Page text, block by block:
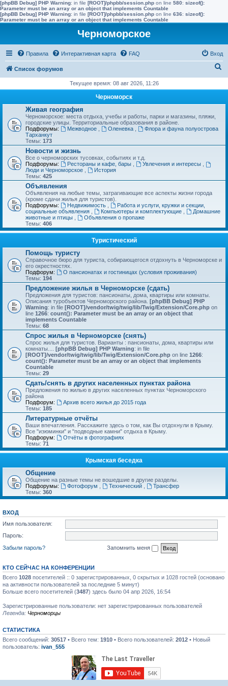
[phpBB Debug] PHP Warning: in file [ROOT]/phpbb/session.php on line 580: sizeof():
Parameter must be an array or an object that implements Countable
[phpBB Debug] PHP Warning: in file [ROOT]/phpbb/session.php on line 636: sizeof():
Parameter must be an array or an object that implements Countable
Черноморское
Правила Интерактивная карта FAQ Вход
Список форумов
с
Текущее время: 08 авг 2026, 11:26
Черноморск
Живая география
Черноморское: места отдыха, учебы и работы, парки и магазины, пляжи,
городские улицы. Территориальные образования в районе.
Подфорумы:
Межводное Оленевка
Флора и фауна полуострова
Тарханкут
Темы: 173
Новости и жизнь
Все о черноморских тусовках, событиях и т.д.
Подфорумы:
Рестораны и кафе, бары Увлечения и интересы
Люди и Черноморское
История
Темы: 425
Объявления
Объявления на любые темы, затрагивающие все аспекты жизни города
(кроме сдачи жилья для туристов).
Подфорумы:
Недвижимость
Работа и услуги, кружки и секции,
социальные объявления
Компьютеры и комплектующие
Домашние
животные и птицы
Объявления о пропаже
Темы: 406
Туристический
Помощь туристу
Справочное бюро для туриста, собирающегося отдохнуть в Черноморске и
его окрестностях.
Подфорум:
О пансионатах и гостиницах (условия проживания)
Темы: 194
Предложение жилья в Черноморске (сдать)
Предложения для туристов: пансионаты, дома, квартиры или комнаты.
Описания туробъектов Черноморского района. [phpBB Debug] PHP
Warning: in file [ROOT]/vendor/twig/twig/lib/Twig/Extension/Core.php on
line 1266: count(): Parameter must be an array or an object that
implements Countable
Темы: 68
Спрос жилья в Черноморске (снять)
Спрос жилья для туристов. Варианты : пансионаты, дома, квартиры или
комнаты.... [phpBB Debug] PHP Warning: in file
[ROOT]/vendor/twig/twig/lib/Twig/Extension/Core.php on line 1266:
count(): Parameter must be an array or an object that implements
Countable
Темы: 29
Сдать/снять в других населенных пунктах района
Предложения по жилью в других населенных пунктах Черноморского
района
Подфорум:
Архив всего жилья до 2015 года
Темы: 185
Литературные отчёты
Ваши впечатления. Расскажите здесь о том, как Вы отдохнули в Крыму.
Все "изюминки" и "подводные камни" отдыха в Крыму.
Подфорум:
Отчёты в фотографиях
Темы: 71
Крымская беседка
Общение
Общение на разные темы не вошедшие в другие разделы.
Подфорумы:
Фотофорум Технический
Трансфер
Темы: 360
ВХОД
Имя пользователя:
Пароль:
Забыли пароль?
Запомнить меня
КТО СЕЙЧАС НА КОНФЕРЕНЦИИ
Всего 1028 посетителей :: 0 зарегистрированных, 0 скрытых и 1028 гостей (основано
на активности пользователей за последние 5 минут)
Больше всего посетителей (3487) здесь было 04 апр 2026, 16:54
Зарегистрированные пользователи: нет зарегистрированных пользователей
Легенда: Черноморцы
СТАТИСТИКА
Всего сообщений: 30517 • Всего тем: 1910 • Всего пользователей: 2012 • Новый
пользователь: ivan_555